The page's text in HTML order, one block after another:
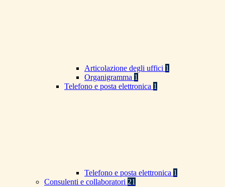
Articolazione degli uffici 1
Organigramma 1
Telefono e posta elettronica 1
Telefono e posta elettronica 1
Consulenti e collaboratori 21